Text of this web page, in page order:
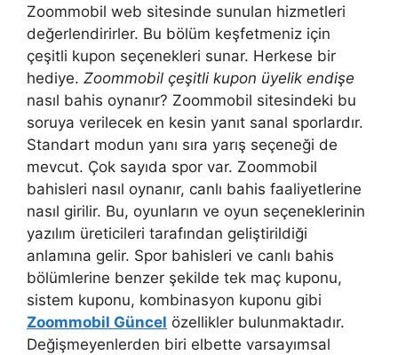
Zoommobil web sitesinde sunulan hizmetleri
değerlendirirler. Bu bölüm keşfetmeniz için
çeşitli kupon seçenekleri sunar. Herkese bir
hediye. Zoommobil çeşitli kupon üyelik endişe
nasıl bahis oynanır? Zoommobil sitesindeki bu
soruya verilecek en kesin yanıt sanal sporlardır.
Standart modun yanı sıra yarış seçeneği de
mevcut. Çok sayıda spor var. Zoommobil
bahisleri nasıl oynanır, canlı bahis faaliyetlerine
nasıl girilir. Bu, oyunların ve oyun seçeneklerinin
yazılım üreticileri tarafından geliştirildiği
anlamına gelir. Spor bahisleri ve canlı bahis
bölümlerine benzer şekilde tek maç kuponu,
sistem kuponu, kombinasyon kuponu gibi
Zoommobil Güncel özellikler bulunmaktadır.
Değişmeyenlerden biri elbette varsayımsal